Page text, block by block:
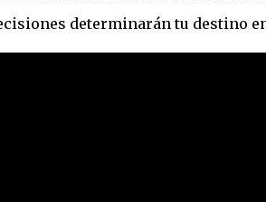
determinarán tu destino